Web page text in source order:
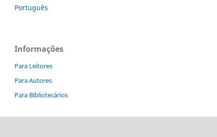
Português
Informações
Para Leitores
Para Autores
Para Bibliotecários